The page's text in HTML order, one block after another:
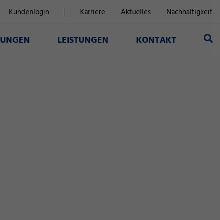
Kundenlogin Karriere Aktuelles Nachhaltigkeit
LEISTUNGEN KONTAKT